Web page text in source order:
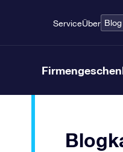
ServiceÜber Blog